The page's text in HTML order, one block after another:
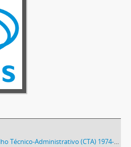
Técnico-Administrativo (CTA) 1974-1981